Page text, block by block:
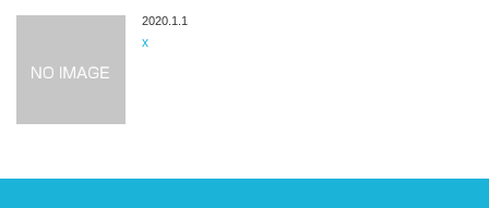
2020.1.1
x